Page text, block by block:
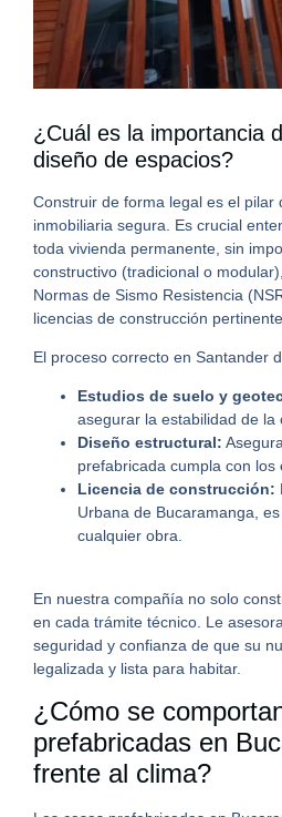
¿Cuál es la importancia
diseño de espacios?
Construir de forma legal es el pilar
inmobiliaria segura. Es crucial
toda vivienda permanente, sin
constructivo (tradicional o
Normas de Sismo Resistencia
licencias de construcción
El proceso correcto en Santander
Estudios de suelo y
asegurar la estabilidad de la
Diseño estructural:
prefabricada cumpla con los
Licencia de construcción:
Urbana de Bucaramanga,
cualquier obra.
En nuestra compañía no solo
en cada trámite técnico. L e
seguridad y confianza de que su
legalizada y lista para habitar.
¿Cómo se
prefabricadas en
frente al clima?